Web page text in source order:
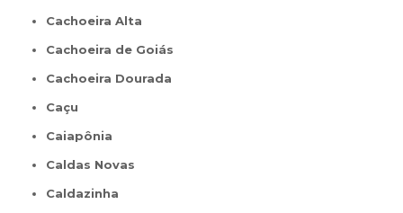
Cachoeira Alta
Cachoeira de Goiás
Cachoeira Dourada
Caçu
Caiapônia
Caldas Novas
Caldazinha